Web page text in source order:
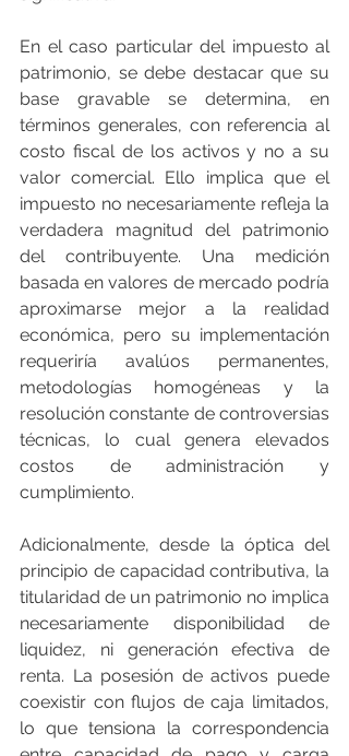
En el caso particular del impuesto al
patrimonio, se debe destacar que su
base gravable se determina, en
términos generales, con referencia al
costo fiscal de los activos y no a su
valor comercial. Ello implica que el
impuesto no necesariamente refleja la
verdadera magnitud del patrimonio
del contribuyente. Una medición
basada en valores de mercado podría
aproximarse mejor a la realidad
económica, pero su implementación
requeriría avalúos permanentes,
metodologías homogéneas y la
resolución constante de controversias
técnicas, lo cual genera elevados
costos de administración y
cumplimiento.
Adicionalmente, desde la óptica del
principio de capacidad contributiva, la
titularidad de un patrimonio no implica
necesariamente disponibilidad de
liquidez, ni generación efectiva de
renta. La posesión de activos puede
coexistir con flujos de caja limitados,
lo que tensiona la correspondencia